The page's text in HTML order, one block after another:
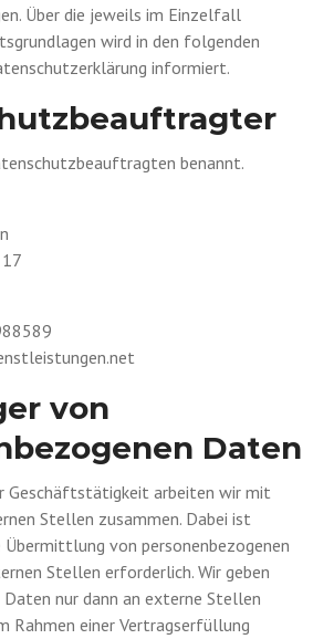
Über die jeweils im Einzelfall
wird in den folgenden
informiert.
benannt.
von
Daten
Geschäftstätigkeit arbeiten wir mit
Stellen zusammen. Dabei ist
von personenbezogenen
Stellen erforderlich. Wir geben
Daten nur dann an externe Stellen
Rahmen einer Vertragserfüllung